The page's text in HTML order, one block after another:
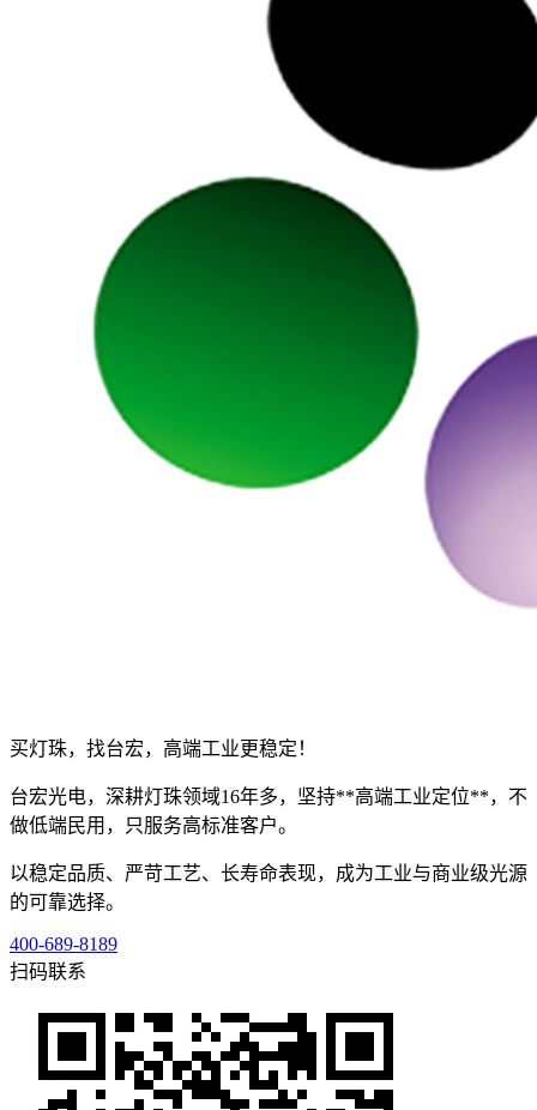
买灯珠，找台宏，高端工业更稳定！
台宏光电，深耕灯珠领域16年多，坚持**高端工业定位**，不
做低端民用，只服务高标准客户。
以稳定品质、严苛工艺、长寿命表现，成为工业与商业级光源
的可靠选择。
400-689-8189
扫码联系